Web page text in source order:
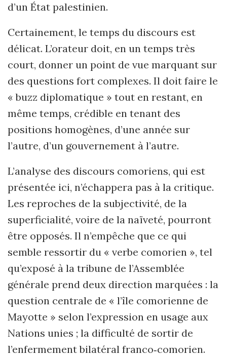
d’un État palestinien.
Certainement, le temps du discours est
délicat. L’orateur doit, en un temps très
court, donner un point de vue marquant sur
des questions fort complexes. Il doit faire le
« buzz diplomatique » tout en restant, en
même temps, crédible en tenant des
positions homogènes, d’une année sur
l’autre, d’un gouvernement à l’autre.
L’analyse des discours comoriens, qui est
présentée ici, n’échappera pas à la critique.
Les reproches de la subjectivité, de la
superficialité, voire de la naïveté, pourront
être opposés. Il n’empêche que ce qui
semble ressortir du « verbe comorien », tel
qu’exposé à la tribune de l’Assemblée
générale prend deux direction marquées : la
question centrale de « l’île comorienne de
Mayotte » selon l’expression en usage aux
Nations unies ; la difficulté de sortir de
l’enfermement bilatéral franco‑comorien.